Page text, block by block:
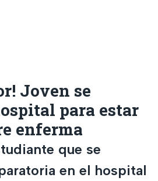
Joven se
para estar
enferma
que se
en el hospital